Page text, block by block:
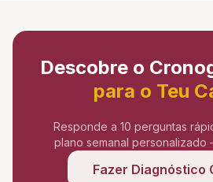
Descobre o
para o Teu
Responde a 10 perguntas
plano semanal personalizado
Fazer Diagnóstico